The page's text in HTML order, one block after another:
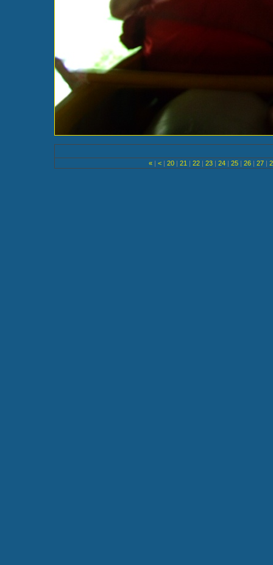
« | < | 20 | 21 | 22 | 23 | 24 | 25 | 26 | 27 |